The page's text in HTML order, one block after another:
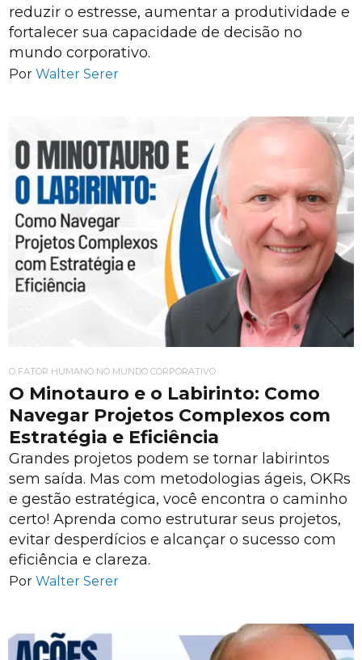
reduzir o estresse, aumentar a produtividade e
fortalecer sua capacidade de decisão no
mundo corporativo.
Por Walter Serer
O FATOR HUMANO NO MUNDO CORPORATIVO
O Minotauro e o Labirinto: Como
Navegar Projetos Complexos com
Estratégia e Eficiência
Grandes projetos podem se tornar labirintos
sem saída. Mas com metodologias ágeis, OKRs
e gestão estratégica, você encontra o caminho
certo! Aprenda como estruturar seus projetos,
evitar desperdícios e alcançar o sucesso com
eficiência e clareza.
Por Walter Serer